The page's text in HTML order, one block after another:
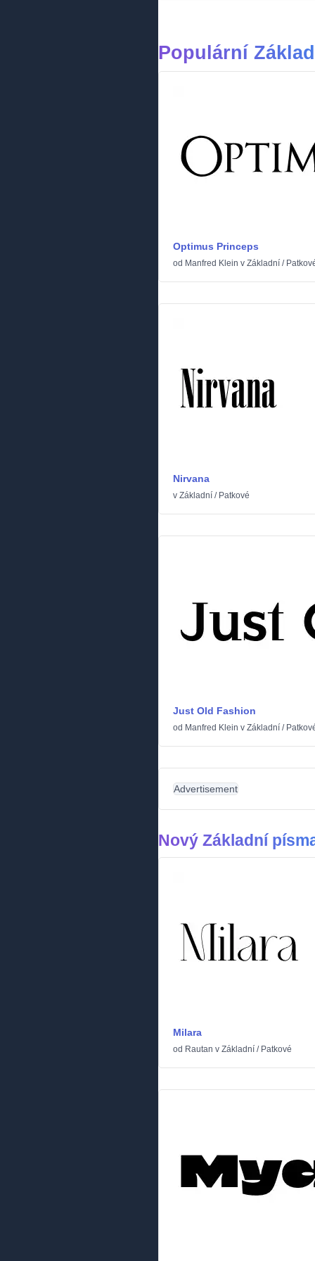
Populární
Optimus Princeps
od Manfred Klein v Základní /
Nirvana
v Základní / Patkové
Just Old Fashion
od Manfred Klein v Základní /
Advertisement
Nový Základní
Milara
od Rautan v Základní / Patkové